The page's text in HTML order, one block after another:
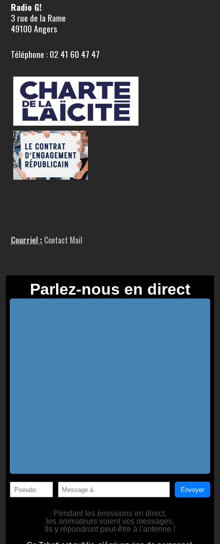
Radio G!
3 rue de la Rame
49100 Angers
Téléphone : 02 41 60 47 47
Courriel : Contact Mail